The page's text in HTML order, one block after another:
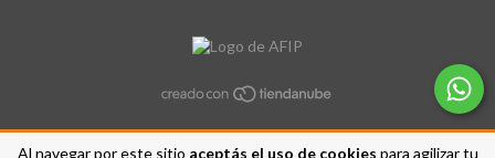
Al navegar por este sitio aceptás el uso de cookies para agilizar tu